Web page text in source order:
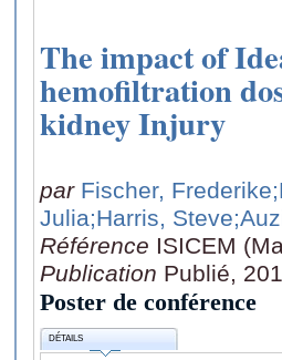
The impact of
hemofiltration
kidney Injury
par Fischer, Frederike
Julia;Harris, Steve
Référence ISICEM
Publication Publié,
Poster de conférence
DÉTAILS